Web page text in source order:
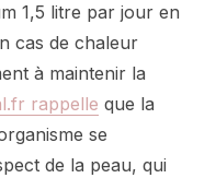
1,5 litre par jour en
cas de chaleur
à maintenir la
rappelle que la
se
de la peau, qui